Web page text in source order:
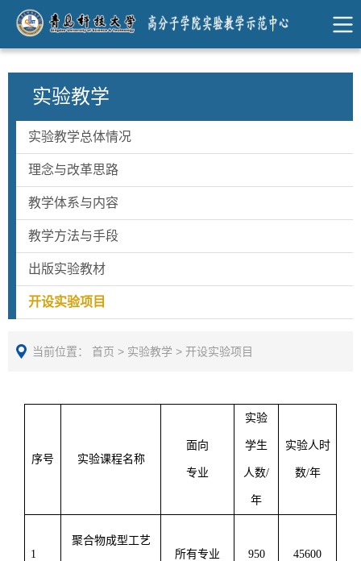
实验教学
实验教学总体情况
理念与改革思路
教学体系与内容
教学方法与手段
出版实验教材
开设实验项目
当前位置： 首页 > 实验教学 > 开设实验项目
序号 实验课程名称
面向
专业
实验
学生
人数/
年
实验人时
数/年
1
聚合物成型工艺
所有专业 950 45600